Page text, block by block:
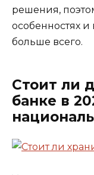
решения,
особенностях и
больше всего.
Стоит ли
банке в